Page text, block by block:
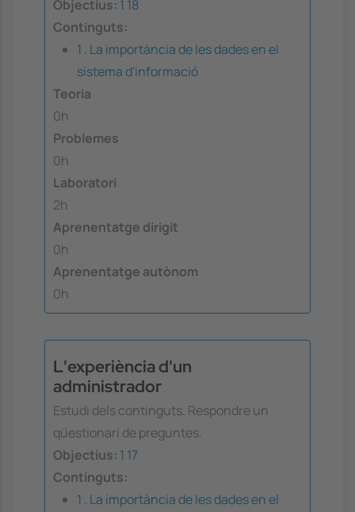
Objectius: 1 18
Continguts:
1 . La importància de les dades en el
sistema d'informació
Teoria
0h
Problemes
0h
Laboratori
2h
Aprenentatge dirigit
0h
Aprenentatge autònom
0h
L'experiència d'un
administrador
Estudi dels continguts. Respondre un
qüestionari de preguntes.
Objectius: 1 17
Continguts:
1 . La importància de les dades en el